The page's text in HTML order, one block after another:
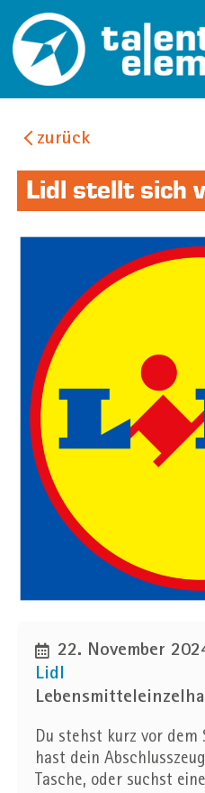
zurück
Lidl stellt sich
22. November
Lidl
Du stehst kurz vor dem
hast dein
Tasche, oder suchst
Filter
Branche
Interessen und
Unternehmen
Ortsfilter
Entfernung in km
25